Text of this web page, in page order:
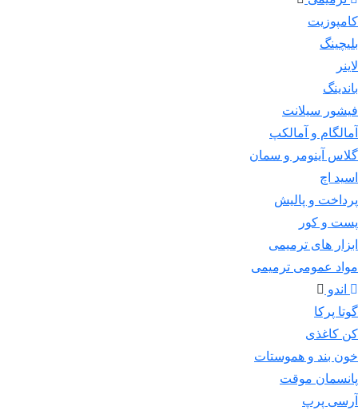
کامپوزیت
بلیچینگ
لاینر
باندینگ
فیشور سیلانت
آمالگام و آمالکپ
گلاس آینومر و سمان
اسید اچ
پرداخت و پالیش
پست و کور
ابزار های ترمیمی
مواد عمومی ترمیمی
اندو
گوتا پرکا
کن کاغذی
خون بند و هموستات
پانسمان موقت
آرسی پرپ